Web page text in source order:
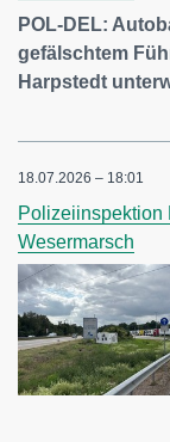
POL-DEL:
gefälschtem
Harpstedt
18.07.2026 – 18:01
Polizeiinspektion
Wesermarsch